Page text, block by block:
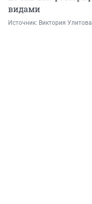
видами
Источник: Виктория